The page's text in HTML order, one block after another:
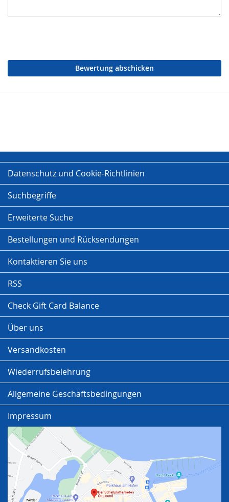
Bewertung abschicken
Datenschutz und Cookie-Richtlinien
Suchbegriffe
Erweiterte Suche
Bestellungen und Rücksendungen
Kontaktieren Sie uns
RSS
Check Gift Card Balance
Über uns
Versandkosten
Wiederrufsbelehrung
Allgemeine Geschäftsbedingungen
Impressum